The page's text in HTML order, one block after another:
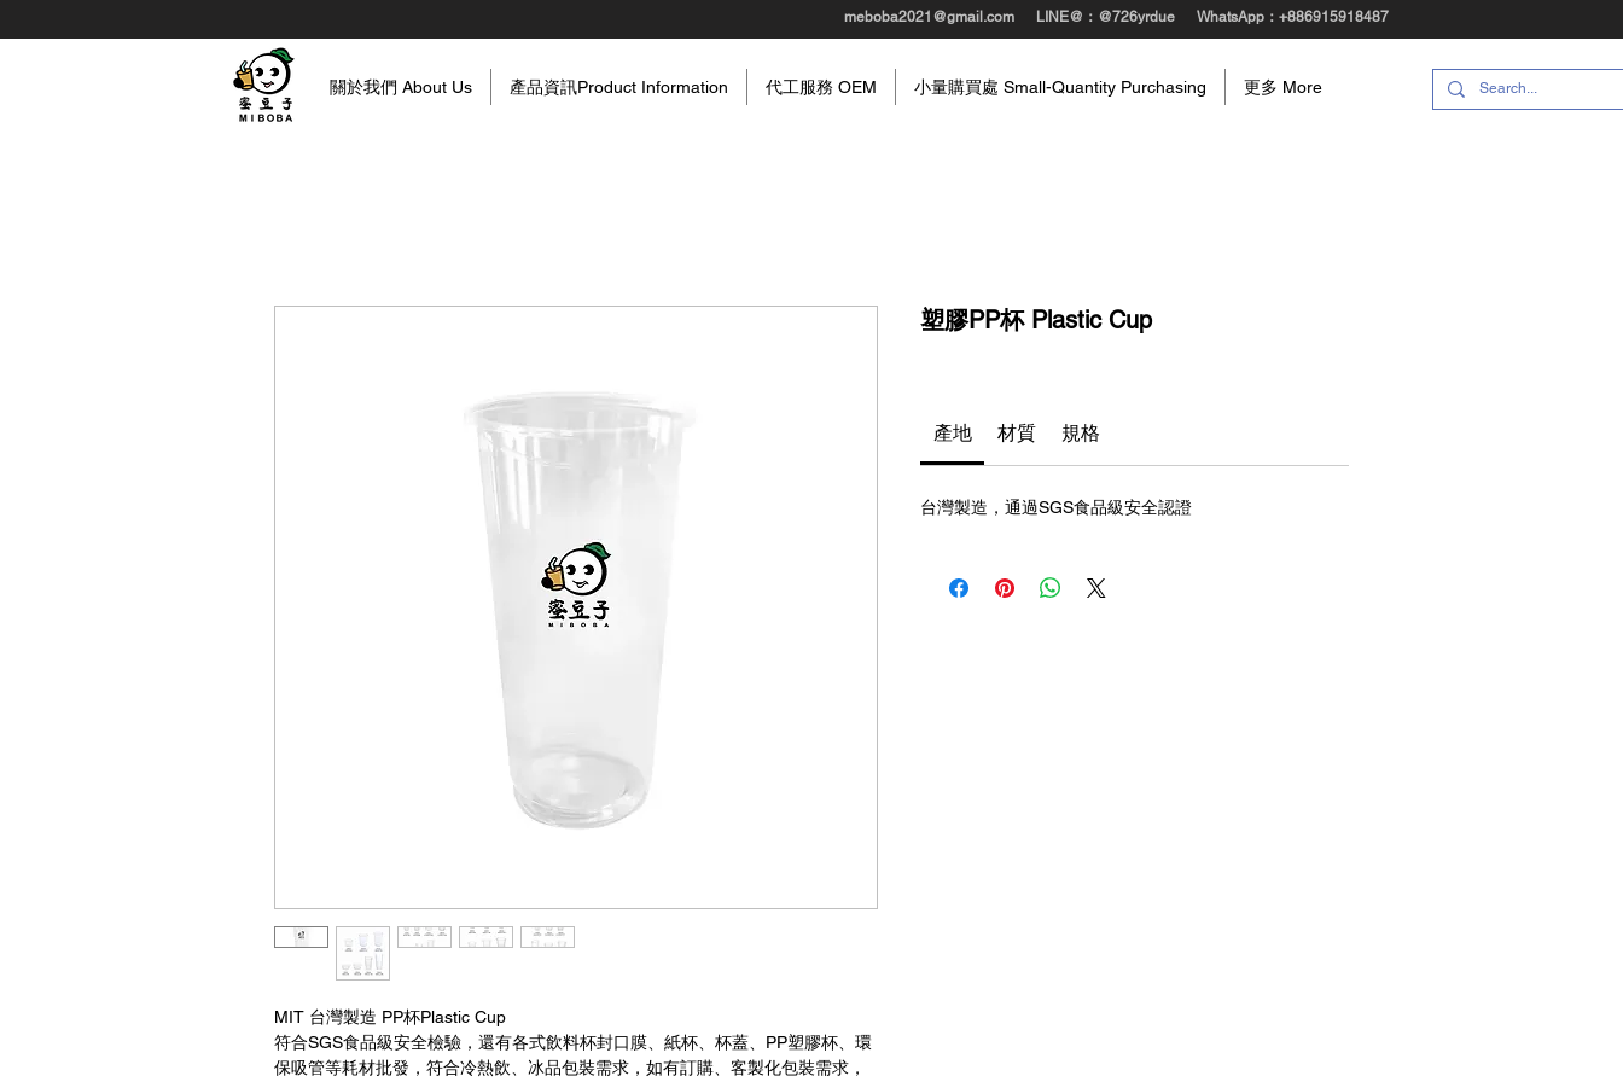
meboba2021@gmail.com LINE@：@726yrdue WhatsApp：+886915918487
關於我們 About Us 產品資訊Product Information 代工服務 OEM 小量購買處 Small-Quantity Purchasing 更多 More
MIT 台灣製造 PP杯Plastic Cup
符合SGS食品級安全檢驗，還有各式飲料杯封口膜、紙杯、杯蓋、PP塑膠杯、環
保吸管等耗材批發，符合冷熱飲、冰品包裝需求，如有訂購、客製化包裝需求，
塑膠PP杯 Plastic Cup
產地 材質 規格
台灣製造，通過SGS食品級安全認證